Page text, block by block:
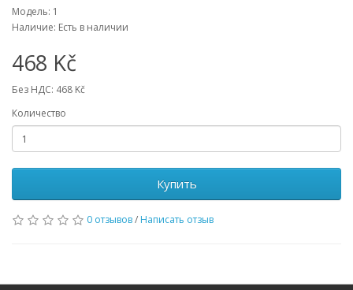
Модель: 1
Наличие: Есть в наличии
468 Kč
Без НДС: 468 Kč
Количество
Купить
0 отзывов/ Написать отзыв